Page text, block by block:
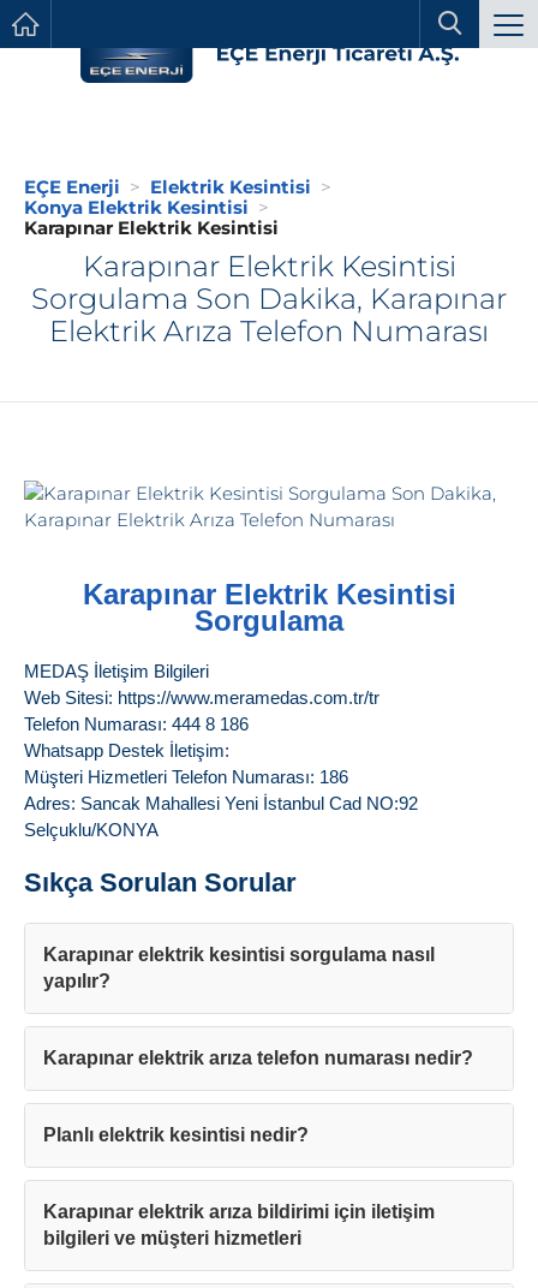
EÇE Enerji
Elektrik Kesintisi
Konya Elektrik Kesintisi
Karapınar Elektrik Kesintisi
Karapınar Elektrik Kesintisi
Sorgulama Son Dakika, Karapınar
Elektrik Arıza Telefon Numarası
Karapınar Elektrik Kesintisi
Sorgulama
MEDAŞ İletişim Bilgileri
Web Sitesi: https://www.meramedas.com.tr/tr
Telefon Numarası: 444 8 186
Whatsapp Destek İletişim:
Müşteri Hizmetleri Telefon Numarası: 186
Adres: Sancak Mahallesi Yeni İstanbul Cad NO:92
Selçuklu/KONYA
Sıkça Sorulan Sorular
Karapınar elektrik kesintisi sorgulama nasıl
yapılır?
Karapınar elektrik arıza telefon numarası nedir?
Planlı elektrik kesintisi nedir?
Karapınar elektrik arıza bildirimi için iletişim
bilgileri ve müşteri hizmetleri